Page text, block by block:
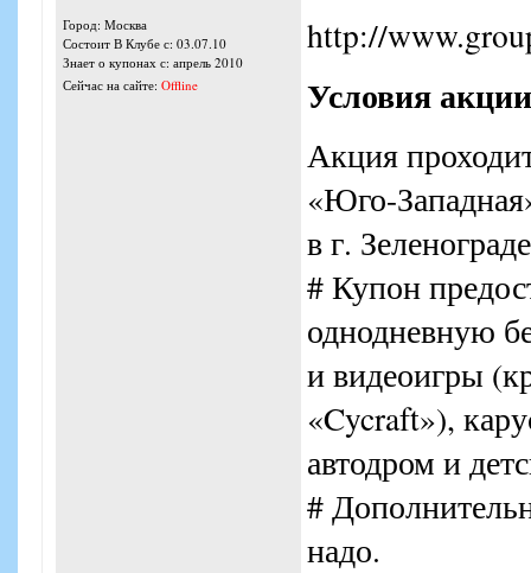
Город: Москва
Состоит В Клубе с: 03.07.10
Знает о купонах с: апрель 2010
Сейчас на сайте: Offline
http://
Условия акции
Акция
«Юго-
в г.
# Купон
однодневную
и видеоигры
«Cycraft»),
автодром и
#
надо.